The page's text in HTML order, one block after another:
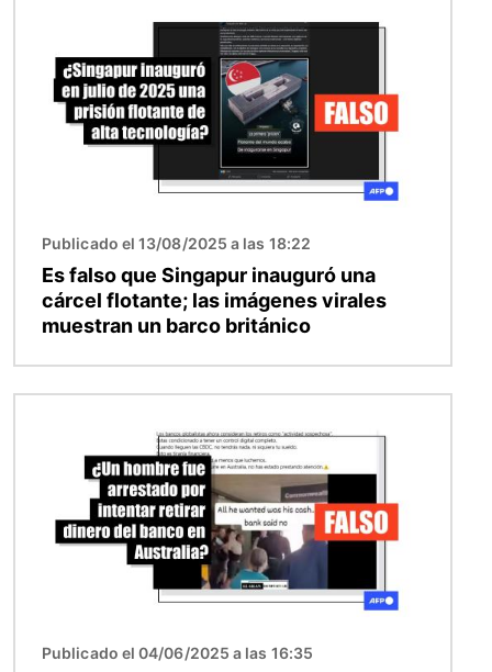
Publicado el 13/08/2025 a las 18:22
Es falso que Singapur inauguró una
cárcel flotante; las imágenes virales
muestran un barco británico
Publicado el 04/06/2025 a las 16:35